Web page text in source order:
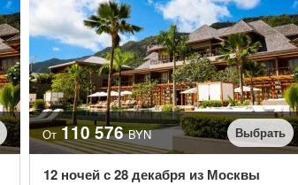
От 110 576 BYN Выбрать
12 ночей с 28 декабря из Москвы